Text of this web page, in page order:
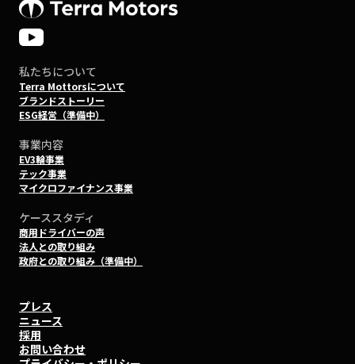
私たちについて
Terra Mottorsについて
ブランドストーリー
ESG経営（準備中）
事業内容
EV3輪事業
テック事業
マイクロファイナンス事業
ケーススタディ
商用ドライバーの声
法人との取り組み
政府との取り組み（準備中）
プレス
ニュース
採用
お問い合わせ